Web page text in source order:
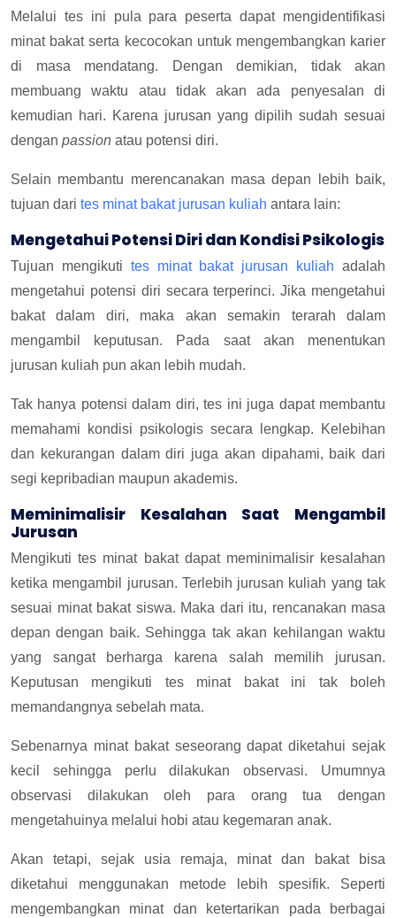
Melalui tes ini pula para peserta dapat mengidentifikasi
minat bakat serta kecocokan untuk mengembangkan karier
di masa mendatang. Dengan demikian, tidak akan
membuang waktu atau tidak akan ada penyesalan di
kemudian hari. Karena jurusan yang dipilih sudah sesuai
dengan passion atau potensi diri.
Selain membantu merencanakan masa depan lebih baik,
tujuan dari tes minat bakat jurusan kuliah antara lain:
Mengetahui Potensi Diri dan Kondisi Psikologis
Tujuan mengikuti tes minat bakat jurusan kuliah adalah
mengetahui potensi diri secara terperinci. Jika mengetahui
bakat dalam diri, maka akan semakin terarah dalam
mengambil keputusan. Pada saat akan menentukan
jurusan kuliah pun akan lebih mudah.
Tak hanya potensi dalam diri, tes ini juga dapat membantu
memahami kondisi psikologis secara lengkap. Kelebihan
dan kekurangan dalam diri juga akan dipahami, baik dari
segi kepribadian maupun akademis.
Meminimalisir Kesalahan Saat Mengambil
Jurusan
Mengikuti tes minat bakat dapat meminimalisir kesalahan
ketika mengambil jurusan. Terlebih jurusan kuliah yang tak
sesuai minat bakat siswa. Maka dari itu, rencanakan masa
depan dengan baik. Sehingga tak akan kehilangan waktu
yang sangat berharga karena salah memilih jurusan.
Keputusan mengikuti tes minat bakat ini tak boleh
memandangnya sebelah mata.
Sebenarnya minat bakat seseorang dapat diketahui sejak
kecil sehingga perlu dilakukan observasi. Umumnya
observasi dilakukan oleh para orang tua dengan
mengetahuinya melalui hobi atau kegemaran anak.
Akan tetapi, sejak usia remaja, minat dan bakat bisa
diketahui menggunakan metode lebih spesifik. Seperti
mengembangkan minat dan ketertarikan pada berbagai